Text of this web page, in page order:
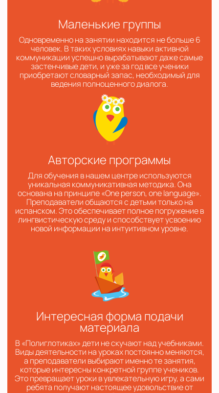
Маленькие группы
Одновременно на занятии находится не больше 6
человек. В таких условиях навыки активной
коммуникации успешно вырабатывают даже самые
застенчивые дети, и уже за год все ученики
приобретают словарный запас, необходимый для
ведения полноценного диалога.
Авторские программы
Для обучения в нашем центре используются
уникальная коммуникативная методика. Она
основана на принципе «One person, one language».
Преподаватели общаются с детьми только на
испанском. Это обеспечивает полное погружение в
лингвистическую среду и способствует усвоению
новой информации на интуитивном уровне.
Интересная форма подачи
материала
В «Полиглотиках» дети не скучают над учебниками.
Виды деятельности на уроках постоянно меняются,
а преподаватели выбирают именно те занятия,
которые интересны конкретной группе учеников.
Это превращает уроки в увлекательную игру, а сами
ребята получают настоящее удовольствие от